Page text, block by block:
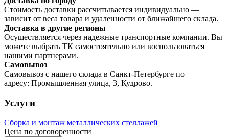
Стоимость доставки рассчитывается индивидуально —
зависит от веса товара и удаленности от ближайшего склада.
Доставка в другие регионы
Осуществляется через надежные транспортные компании. Вы
можете выбрать ТК самостоятельно или воспользоваться
нашими партнерами.
Самовывоз
Самовывоз с нашего склада в Санкт-Петербурге по
адресу: Промышленная улица, 3, Кудрово.
Услуги
Сборка и монтаж металлических стеллажей
Цена по договоренности